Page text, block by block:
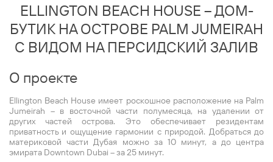
ELLINGTON BEACH HOUSE – ДОМ-
БУТИК НА ОСТРОВЕ PALM JUMEIRAH
С ВИДОМ НА ПЕРСИДСКИЙ ЗАЛИВ
О проекте
Ellington Beach House имеет роскошное расположение на Palm
Jumeirah – в восточной части полумесяца, на удалении от
других частей острова. Это обеспечивает резидентам
приватность и ощущение гармонии с природой. Добраться до
материковой части Дубая можно за 10 минут, а до центра
эмирата Downtown Dubai – за 25 минут.